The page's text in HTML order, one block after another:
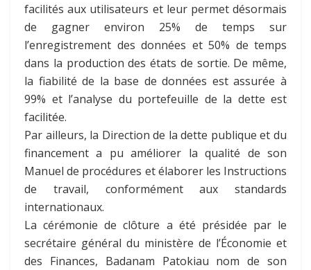
facilités aux utilisateurs et leur permet désormais
de gagner environ 25% de temps sur
l’enregistrement des données et 50% de temps
dans la production des états de sortie. De même,
la fiabilité de la base de données est assurée à
99% et l’analyse du portefeuille de la dette est
facilitée.
Par ailleurs, la Direction de la dette publique et du
financement a pu améliorer la qualité de son
Manuel de procédures et élaborer les Instructions
de travail, conformément aux standards
internationaux.
La cérémonie de clôture a été présidée par le
secrétaire général du ministère de l’Économie et
des Finances, Badanam Patokiau nom de son